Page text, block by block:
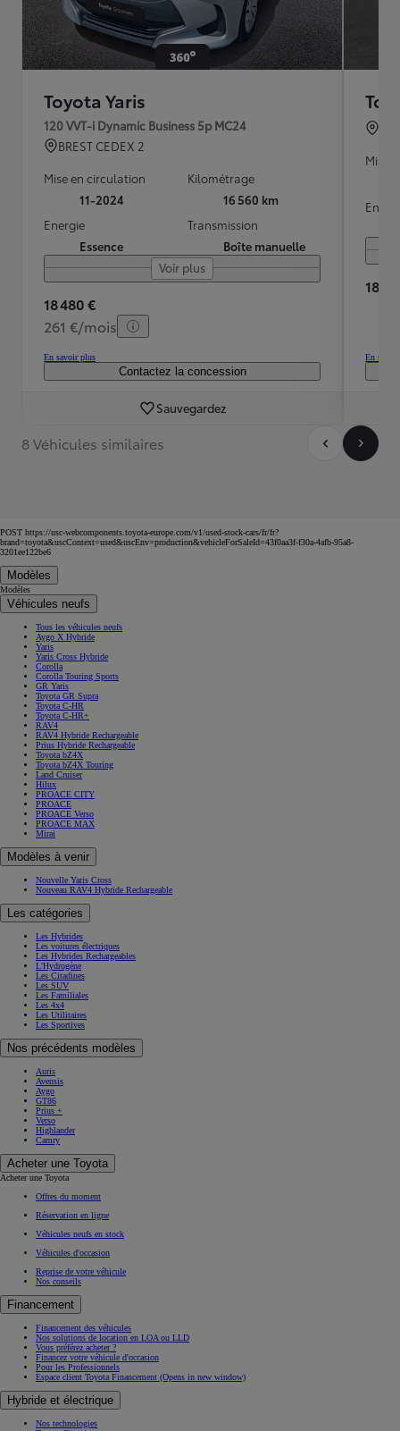
Toyota Yaris
120 VVT-i Dynamic Business 5p MC24
BREST CEDEX 2
Mise en circulation
11-2024
Kilométrage
16 560 km
Energie
Essence
Transmission
Boîte manuelle
Voir plus
18 480 €
261 €/mois
En savoir plus
Contactez la concession
Sauvegardez
Mise
18
En
8 Véhicules similaires
POST https://usc-webcomponents.toyota-europe.com/v1/used-stock-cars/fr/fr?
brand=toyota&uscContext=used&uscEnv=production&vehicleForSaleId=43f0aa3f-f30a-4afb-95a8-
3201ee122be6
Modèles
Modèles
Véhicules neufs
Tous les véhicules neufs
Aygo X Hybride
Yaris
Yaris Cross Hybride
Corolla
Corolla Touring Sports
GR Yaris
Toyota GR Supra
Toyota C-HR
Toyota C-HR+
RAV4
RAV4 Hybride Rechargeable
Prius Hybride Rechargeable
Toyota bZ4X
Toyota bZ4X Touring
Land Cruiser
Hilux
PROACE CITY
PROACE
PROACE Verso
PROACE MAX
Mirai
Modèles à venir
Nouvelle Yaris Cross
Nouveau RAV4 Hybride Rechargeable
Les catégories
Les Hybrides
Les voitures électriques
Les Hybrides Rechargeables
L'Hydrogène
Les Citadines
Les SUV
Les Familiales
Les 4x4
Les Utilitaires
Les Sportives
Nos précédents modèles
Auris
Avensis
Aygo
GT86
Prius +
Verso
Highlander
Camry
Acheter une Toyota
Acheter une Toyota
Offres du moment
Réservation en ligne
Véhicules neufs en stock
Véhicules d'occasion
Reprise de votre véhicule
Nos conseils
Financement
Financement des véhicules
Nos solutions de location en LOA ou LLD
Vous préférez acheter ?
Financez votre véhicule d'occasion
Pour les Professionnels
Espace client Toyota Financement (Opens in new window)
Hybride et électrique
Nos technologies